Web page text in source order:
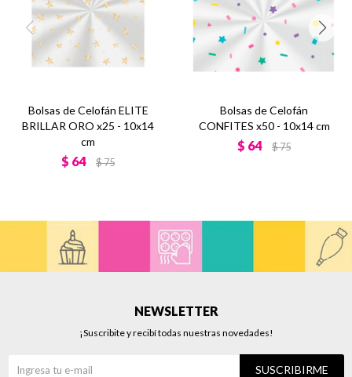
Bolsas de Celofán ELITE
BRILLAR ORO x25 - 10x14
cm
$ 64 $75
Bolsas de Celofán
CONFITES x50 - 10x14 cm
$ 64 $75
NEWSLETTER
¡Suscribite y recibí todas nuestras novedades!
SUSCRIBIRME